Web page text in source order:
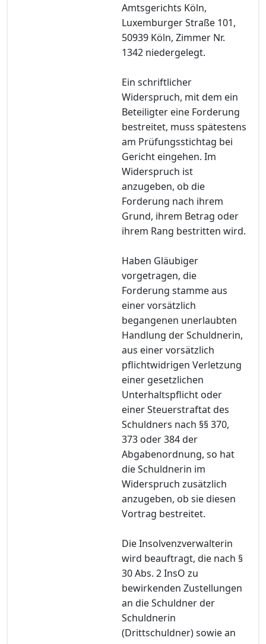
Amtsgerichts Köln,
Luxemburger Straße 101,
50939 Köln, Zimmer Nr.
1342 niedergelegt.
Ein schriftlicher
Widerspruch, mit dem ein
Beteiligter eine Forderung
bestreitet, muss spätestens
am Prüfungsstichtag bei
Gericht eingehen. Im
Widerspruch ist
anzugeben, ob die
Forderung nach ihrem
Grund, ihrem Betrag oder
ihrem Rang bestritten wird.
Haben Gläubiger
vorgetragen, die
Forderung stamme aus
einer vorsätzlich
begangenen unerlaubten
Handlung der Schuldnerin,
aus einer vorsätzlich
pflichtwidrigen Verletzung
einer gesetzlichen
Unterhaltspflicht oder
einer Steuerstraftat des
Schuldners nach §§ 370,
373 oder 384 der
Abgabenordnung, so hat
die Schuldnerin im
Widerspruch zusätzlich
anzugeben, ob sie diesen
Vortrag bestreitet.
Die Insolvenzverwalterin
wird beauftragt, die nach §
30 Abs. 2 InsO zu
bewirkenden Zustellungen
an die Schuldner der
Schuldnerin
(Drittschuldner) sowie an